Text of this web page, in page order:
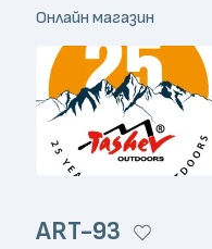
Онлайн магазин
ART-93